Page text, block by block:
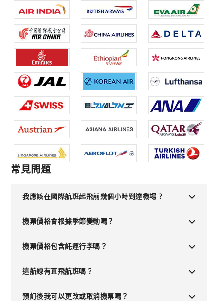
常見問題
我應該在國際航班起飛前幾個小時到達機場？
機票價格會根據季節變動嗎？
機票價格包含託運行李嗎？
這航線有直飛航班嗎？
預訂後我可以更改或取消機票嗎？